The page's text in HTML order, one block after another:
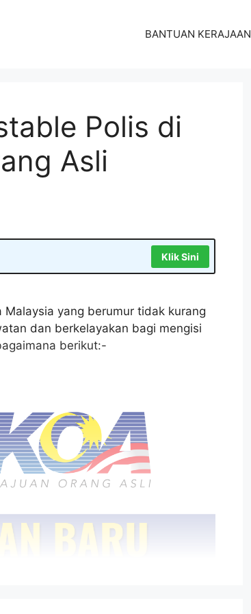
BANTUAN KERAJAAN
Polis di
Asli
Klik Sini
yang berumur tidak kurang
dan berkelayakan bagi mengisi
berikut:-